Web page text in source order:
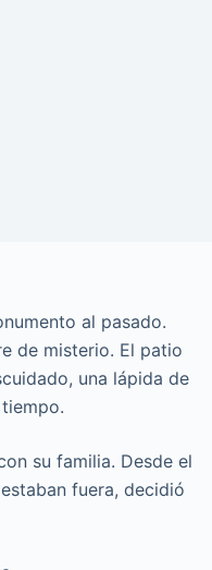
al pasado.
de misterio. El patio
una lápida de
su familia. Desde el
fuera, decidió